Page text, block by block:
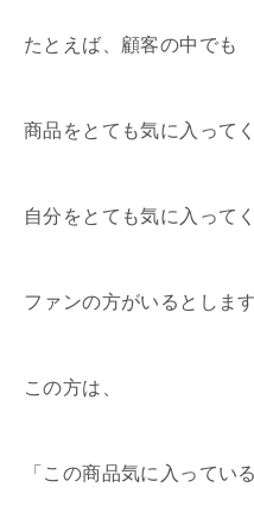
たとえば、顧客の中でも
商品をとても気に入って
自分をとても気に入って
ファンの方がいるとします
この方は、
「この商品気に入ってい